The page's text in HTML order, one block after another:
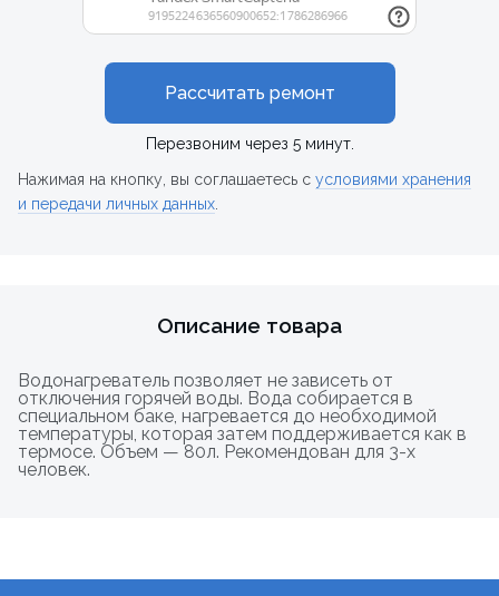
Рассчитать ремонт
Перезвоним через 5 минут.
Нажимая на кнопку, вы соглашаетесь с условиями хранения
и передачи личных данных
Описание товара
Водонагреватель позволяет не зависеть от
отключения горячей воды. Вода собирается в
специальном баке, нагревается до необходимой
температуры, которая затем поддерживается как в
термосе. Объем — 80л. Рекомендован для 3-х
человек.